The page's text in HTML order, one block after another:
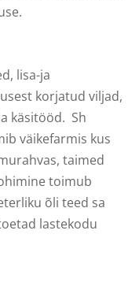
lisa-ja
korjatud viljad,
käsitööd. Sh
väikefarmis kus
taimed
toimub
õli teed sa
lastekodu